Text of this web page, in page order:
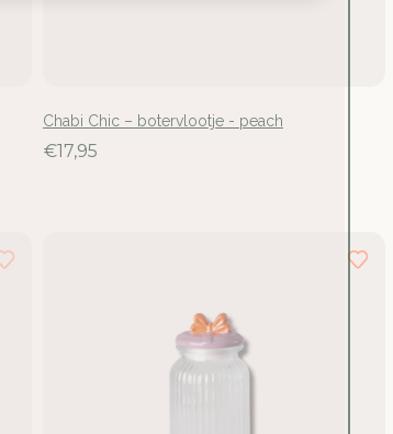
Chabi Chic – botervlootje - peach
€17,95
aan uw verlanglijst toe te
artikelen te bekijken.